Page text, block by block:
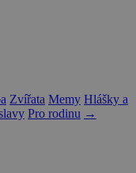
Zvířata Memy Hlášky a
Pro rodinu →